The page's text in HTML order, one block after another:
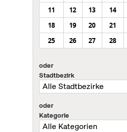
11
12 13 14
18
19 20 21
25
26 27 28
oder
Stadtbezirk
oder
Kategorie